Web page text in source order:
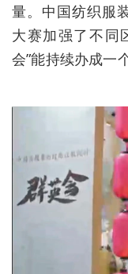
量。中国纺织服
大赛加强了不同
会”能持续办成一